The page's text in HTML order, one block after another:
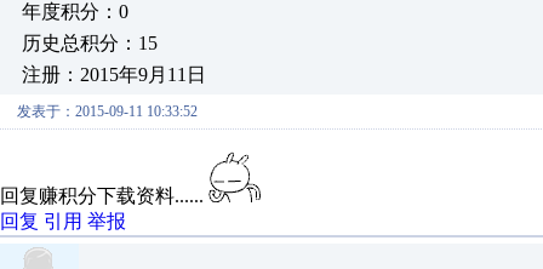
年度积分：0
历史总积分：15
注册：2015年9月11日
发表于：2015-09-11 10:33:52
回复赚积分下载资料......
回复 引用 举报